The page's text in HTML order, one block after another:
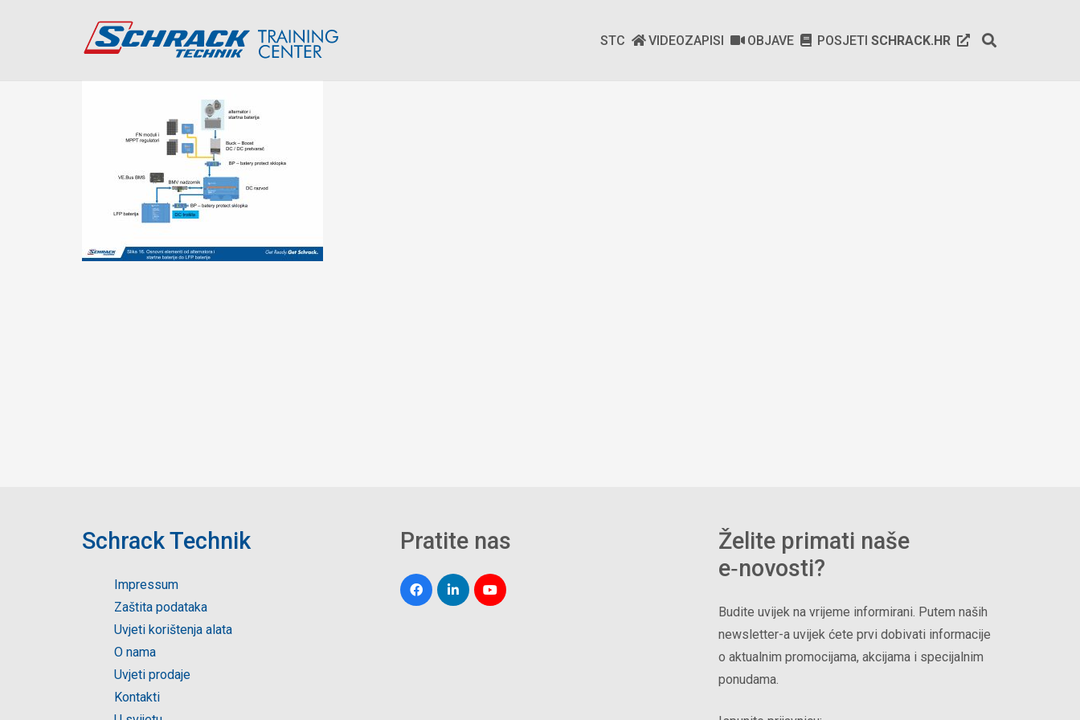
STC VIDEOZAPISI OBJAVE POSJETI SCHRACK.HR
Schrack Technik
Impressum
Zaštita podataka
Uvjeti korištenja alata
O nama
Uvjeti prodaje
Kontakti
Pratite nas
Želite primati naše
e‑novosti?
Budite uvijek na vrijeme informirani. Putem naših
newsletter-a uvijek ćete prvi dobivati informacije
o aktualnim promocijama, akcijama i specijalnim
ponudama.